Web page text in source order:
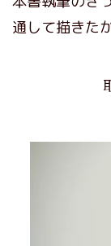
通して描きた